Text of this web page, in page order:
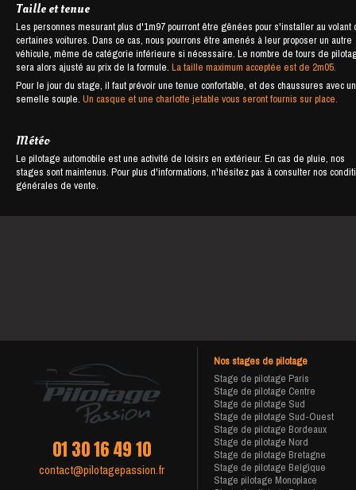
Taille et tenue
Les personnes mesurant plus d'1m97 pourront être gênées pour s'installer au volant
certaines voitures. Dans ce cas, nous pourrons être amenés à leur proposer un autre
véhicule, même de catégorie inférieure si nécessaire. Le nombre de tours de
sera alors ajusté au prix de la formule.La taille maximum acceptée est de 2m05.
Pour le jour du stage, il faut prévoir une tenue confortable, et des chaussures avec
semelle souple.Un casque et une charlotte jetable vous seront fournis sur place.
Météo
Le pilotage automobile est une activité de loisirs en extérieur. En cas de pluie, nos
stages sont maintenus. Pour plus d'informations, n'hésitez pas à consulter nos
générales de vente.
01 30 16 49 10
contact@pilotagepassion.fr
Nos stages de pilotage
Stage de pilotage Paris
Stage de pilotage Centre
Stage de pilotage Sud
Stage de pilotage Sud-Ouest
Stage de pilotage Bordeaux
Stage de pilotage Nord
Stage de pilotage Bretagne
Stage de pilotage Belgique
Stage pilotage Monoplace